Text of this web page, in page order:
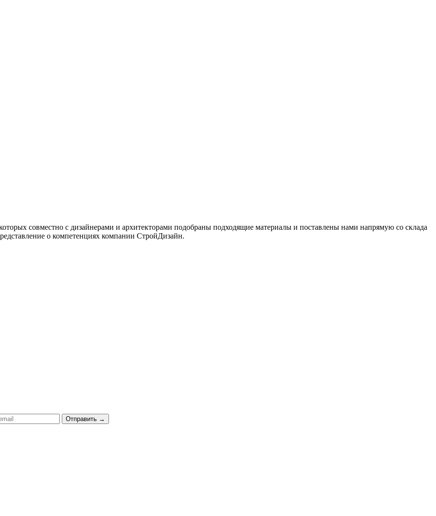
совместно с дизайнерами и архитекторами подобраны подходящие материалы и поставлены нами напрямую со склада
о компетенциях компании СтройДизайн.
Отправить →